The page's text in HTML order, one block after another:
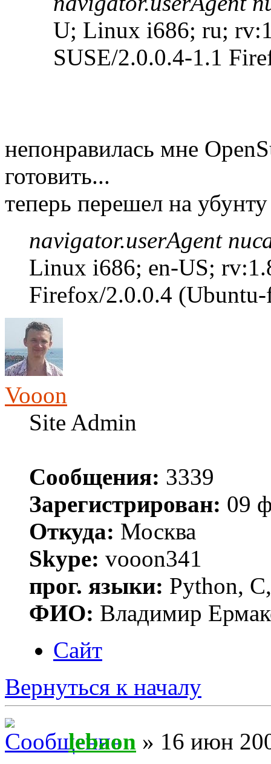
U; Linux i686; ru;
SUSE/2.0.0.4-1.1
непонравилась мне
готовить...
теперь перешел на убунту
navigator.userAgent
Linux i686; en-US;
Firefox/2.0.0.4
Vooon
Site Admin
Сообщения: 3339
Зарегистрирован: 09
Откуда: Москва
Skype: vooon341
прог. языки: Python,
ФИО: Владимир
Сайт
Вернуться к началу
lebaon » 16 июн